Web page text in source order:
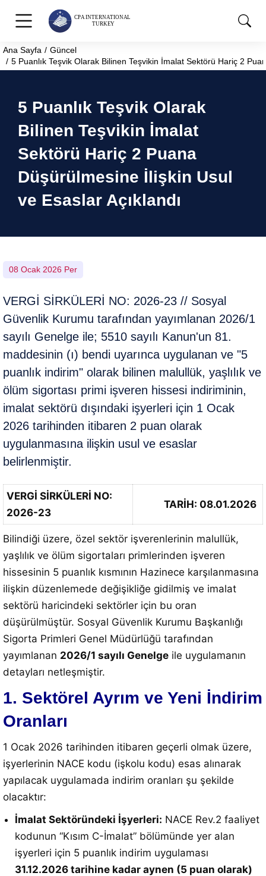
You are here:
Ana Sayfa
Güncel
5 Puanlık Teşvik Olarak Bilinen Teşvikin İmalat Sektörü Hariç 2
5 Puanlık Teşvik Olarak
Bilinen Teşvikin İmalat
Sektörü Hariç 2 Puana
Düşürülmesine İlişkin Usul
ve Esaslar Açıklandı
08 Ocak 2026 Per
VERGİ SİRKÜLERİ NO: 2026-23 // Sosyal
Güvenlik Kurumu tarafından yayımlanan 2026/1
sayılı Genelge ile; 5510 sayılı Kanun'un 81.
maddesinin (ı) bendi uyarınca uygulanan ve "5
puanlık indirim" olarak bilinen malullük, yaşlılık ve
ölüm sigortası primi işveren hissesi indiriminin,
imalat sektörü dışındaki işyerleri için 1 Ocak
2026 tarihinden itibaren 2 puan olarak
uygulanmasına ilişkin usul ve esaslar
belirlenmiştir.
VERGİ SİRKÜLERİ NO:
2026-23
TARİH: 08.01.2026
Bilindiği üzere, özel sektör işverenlerinin malullük,
yaşlılık ve ölüm sigortaları primlerinden işveren
hissesinin 5 puanlık kısmının Hazinece karşılanmasına
ilişkin düzenlemede değişikliğe gidilmiş ve imalat
sektörü haricindeki sektörler için bu oran
düşürülmüştür. Sosyal Güvenlik Kurumu Başkanlığı
Sigorta Primleri Genel Müdürlüğü tarafından
yayımlanan 2026/1 sayılı Genelge ile uygulamanın
detayları netleşmiştir.
1. Sektörel Ayrım ve Yeni İndirim
Oranları
1 Ocak 2026 tarihinden itibaren geçerli olmak üzere,
işyerlerinin NACE kodu (işkolu kodu) esas alınarak
yapılacak uygulamada indirim oranları şu şekilde
olacaktır:
İmalat Sektöründeki İşyerleri: NACE Rev.2 faaliyet
kodunun “Kısım C-İmalat” bölümünde yer alan
işyerleri için 5 puanlık indirim uygulaması
31.12.2026 tarihine kadar aynen (5 puan olarak)